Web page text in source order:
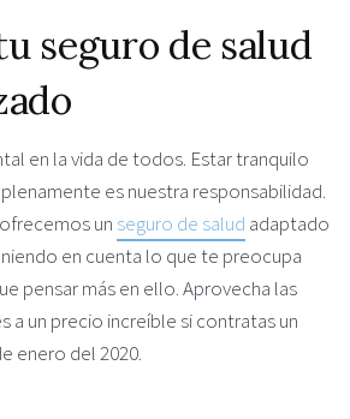
seguro de salud
en la vida de todos. Estar tranquilo
es nuestra responsabilidad.
un seguro de salud adaptado
en cuenta lo que te preocupa
pensar más en ello. Aprovecha las
a un precio increíble si contratas un
enero del 2020.